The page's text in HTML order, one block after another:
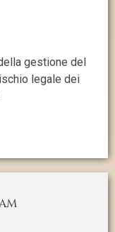
gestione del
legale dei